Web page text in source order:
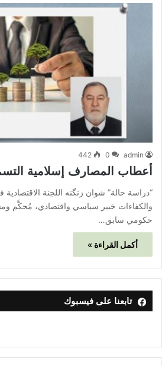
admin
0
442
أعطاب المصارف إسلامية
“دراسة حالة” شوان زنگنه اللجنة
والكفاءات خبير سياسي واقتصادي، مُحكَّم
حكومي سابق…
أكمل القراءة »
تابعنا على فيسبوك